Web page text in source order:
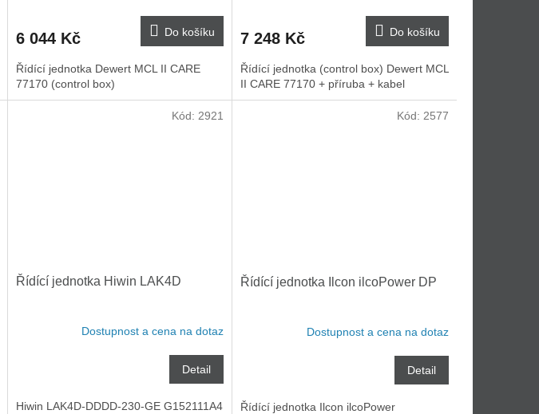
6 044 Kč Do košíku
Řídící jednotka Dewert MCL II CARE
77170 (control box)
7 248 Kč Do košíku
Řídící jednotka (control box) Dewert MCL
II CARE 77170 + příruba + kabel
Řídící jednotka Hiwin LAK4D
Dostupnost a cena na dotaz
Detail
Hiwin LAK4D-DDDD-230-GE G152111A4
Kód: 2921
Řídící jednotka Ilcon ilcoPower DP
Dostupnost a cena na dotaz
Detail
Řídící jednotka Ilcon ilcoPower
Kód: 2577